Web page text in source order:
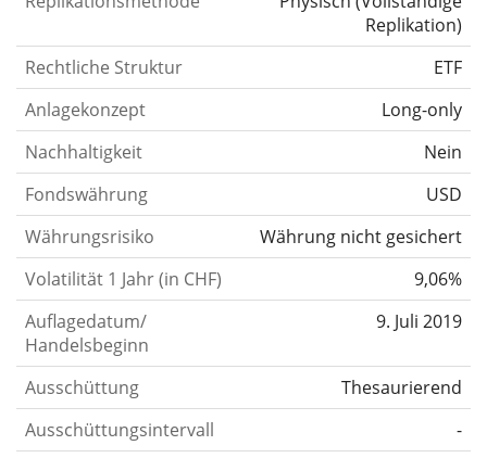
Replikation)
Rechtliche Struktur
ETF
Anlagekonzept
Long-only
Nachhaltigkeit
Nein
Fondswährung
USD
Währungsrisiko
Währung nicht gesichert
Volatilität 1 Jahr (in CHF)
9,06%
Auflagedatum/
Handelsbeginn
9. Juli 2019
Ausschüttung
Thesaurierend
Ausschüttungsintervall
-